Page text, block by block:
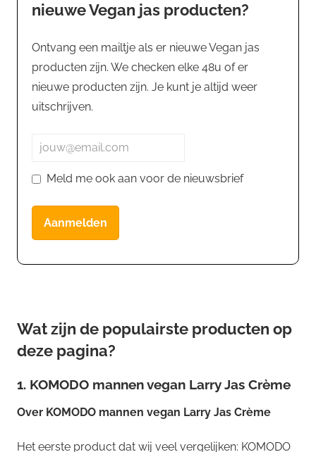
nieuwe Vegan jas producten?
Ontvang een mailtje als er nieuwe Vegan jas
producten zijn. We checken elke 48u of er
nieuwe producten zijn. Je kunt je altijd weer
uitschrijven.
Meld me ook aan voor de nieuwsbrief
Aanmelden
Wat zijn de populairste producten op
deze pagina?
1. KOMODO mannen vegan Larry Jas Crème
Over KOMODO mannen vegan Larry Jas Crème
Het eerste product dat wij veel vergelijken: KOMODO